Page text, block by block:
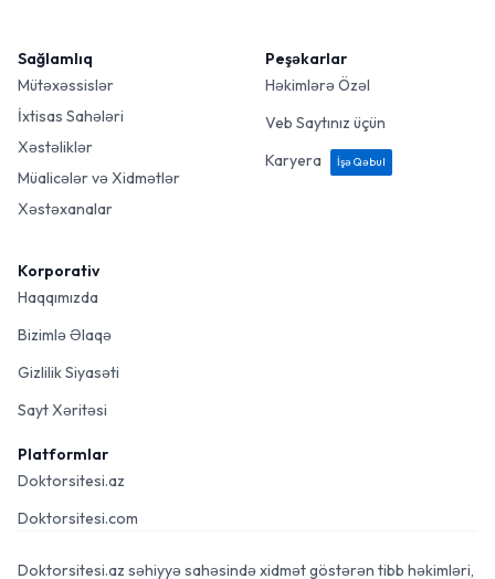
Sağlamlıq
Mütəxəssislər
İxtisas Sahələri
Xəstəliklər
Müalicələr və Xidmətlər
Xəstəxanalar
Peşəkarlar
Həkimlərə Özəl
Veb Saytınız üçün
Karyera
İşə Qəbul
Korporativ
Haqqımızda
Bizimlə Əlaqə
Gizlilik Siyasəti
Sayt Xəritəsi
Platformlar
Doktorsitesi.az
Doktorsitesi.com
Doktorsitesi.az səhiyyə sahəsində xidmət göstərən tibb həkimləri,